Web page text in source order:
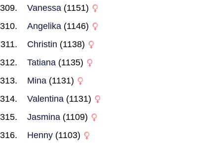
Vanessa (1151)
Angelika (1146)
Christin (1138)
Tatiana (1135)
Mina (1131)
Valentina (1131)
Jasmina (1109)
Henny (1103)